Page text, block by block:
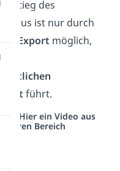
des
ist nur durch
Export möglich,
führt.
Hier ein Video aus
Bereich